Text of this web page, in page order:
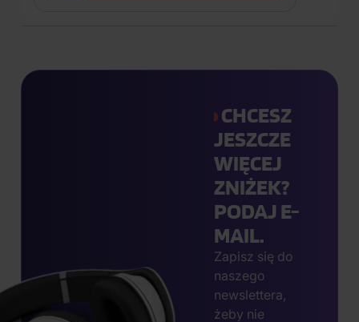
CHCESZ
JESZCZE
WIĘCEJ
ZNIŻEK?
PODAJ E-
MAIL.
Zapisz się do